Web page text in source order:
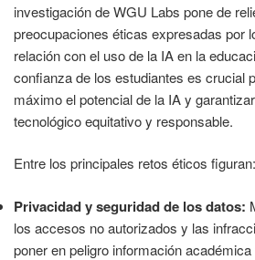
investigación de WGU Labs pone de
preocupaciones éticas expresadas por
relación con el uso de la IA en la
confianza de los estudiantes es crucial
máximo el potencial de la IA y
tecnológico equitativo y responsable.
Entre los principales retos éticos figuran:
Privacidad y seguridad de los datos:
los accesos no autorizados y las
poner en peligro información